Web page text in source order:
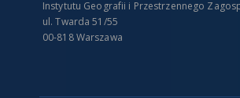
Instytutu Geografii i Przestrzennego
ul. Twarda 51/55
00-818 Warszawa